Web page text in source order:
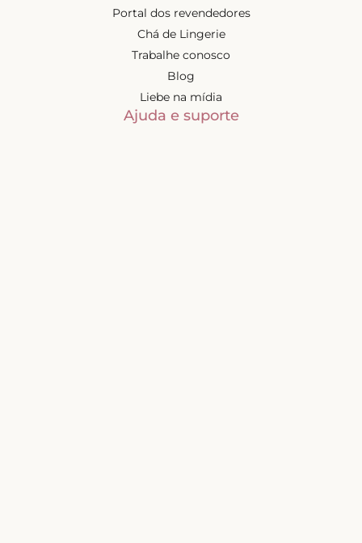
Portal dos revendedores
Chá de Lingerie
Trabalhe conosco
Blog
Liebe na mídia
Ajuda e suporte